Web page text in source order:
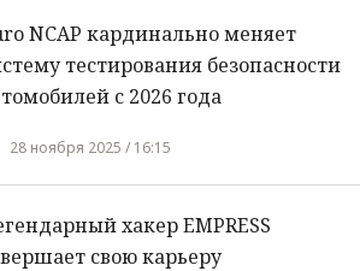
NCAP кардинально меняет
тестирования безопасности
с 2026 года
28 ноября 2025 / 16:15
хакер EMPRESS
свою карьеру